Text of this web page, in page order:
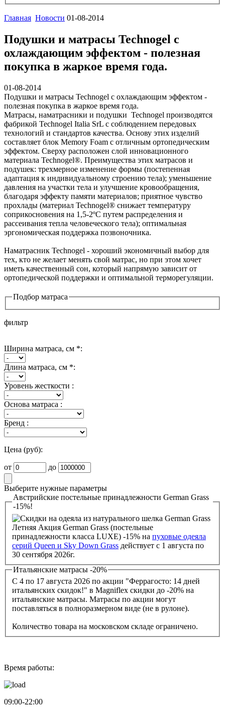
Главная Новости 01-08-2014
Подушки и матрасы Technogel с
охлаждающим эффектом - полезная
покупка в жаркое время года.
01-08-2014
Подушки и матрасы Technogel с охлаждающим эффектом -
полезная покупка в жаркое время года.
Матрасы, наматрасники и подушки Technogel производятся
фабрикой Technogel Italia SrL с соблюдением передовых
технологий и стандартов качества. Основу этих изделий
составляет блок Memory Foam с отличным ортопедическим
эффектом. Сверху расположен слой инновационного
материала Technogel®. Преимущества этих матрасов и
подушек: трехмерное изменение формы (постепенная
адаптация к индивидуальному строению тела); уменьшение
давления на участки тела и улучшение кровообращения,
благодаря эффекту памяти материалов; приятное чувство
прохлады (материал Technogel® снижает температуру
соприкосновения на 1,5-2ºС путем распределения и
рассеивания тепла человеческого тела); оптимальная
эргономическая поддержка позвоночника.
Наматрасник Technogel - хороший экономичный выбор для
тех, кто не желает менять свой матрас, но при этом хочет
иметь качественный сон, который напрямую зависит от
ортопедической поддержки и оптимальной терморегуляции.
Подбор матраса
фильтр
Ширина матраса, см *:
Длина матраса, см *:
Уровень жесткости :
Основа матраса :
Бренд :
Цена (руб):
от до
Выберите нужные параметры
Австрийские постельные принадлежности German Grass
-15%!
Летняя Акция German Grass (постельные
принадлежности класса LUXE) -15% на пуховые одеяла
серий Queen и Sky Down Grass действует с 1 августа по
30 сентября 2026г.
Итальянские матрасы -20%
С 4 по 17 августа 2026 по акции "Феррагосто: 14 дней
итальянских скидок!" в Magniflex скидки до -20% на
итальянские матрасы. Матрасы по акции могут
поставляться в полноразмерном виде (не в рулоне).
Количество товара на московском складе ограничено.
Время работы:
09:00-22:00